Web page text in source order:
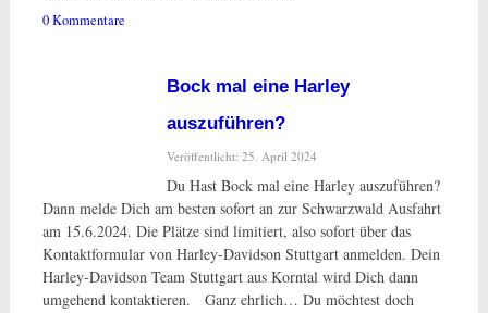
0 Kommentare
Bock mal eine Harley
auszuführen?
Veröffentlicht: 25. April 2024
Du Hast Bock mal eine Harley auszuführen?
Dann melde Dich am besten sofort an zur Schwarzwald Ausfahrt
am 15.6.2024. Die Plätze sind limitiert, also sofort über das
Kontaktformular von Harley-Davidson Stuttgart anmelden. Dein
Harley-Davidson Team Stuttgart aus Korntal wird Dich dann
umgehend kontaktieren. Ganz ehrlich… Du möchtest doch